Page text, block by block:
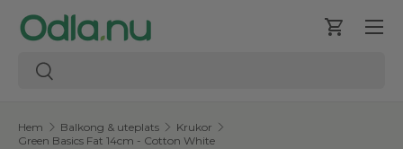
Hoppa till innehåll
SökSök
Varukorg
Meny
Hem Balkong & uteplats
Krukor
Green Basics Fat 14cm - Cotton White